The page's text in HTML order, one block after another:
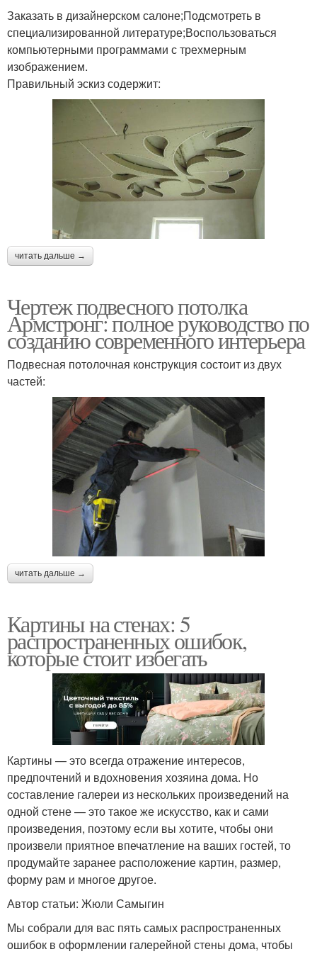
Заказать в дизайнерском салоне;Подсмотреть в
специализированной литературе;Воспользоваться
компьютерными программами с трехмерным
изображением.
Правильный эскиз содержит:
читать дальше →
Чертеж подвесного потолка
Армстронг: полное руководство по
созданию современного интерьера
Подвесная потолочная конструкция состоит из двух
частей:
читать дальше →
Картины на стенах: 5
распространенных ошибок,
которые стоит избегать
Картины — это всегда отражение интересов,
предпочтений и вдохновения хозяина дома. Но
составление галереи из нескольких произведений на
одной стене — это такое же искусство, как и сами
произведения, поэтому если вы хотите, чтобы они
произвели приятное впечатление на ваших гостей, то
продумайте заранее расположение картин, размер,
форму рам и многое другое.
Автор статьи: Жюли Самыгин
Мы собрали для вас пять самых распространенных
ошибок в оформлении галерейной стены дома, чтобы